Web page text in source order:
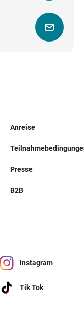
Anreise
Presse
B2B
Instagram
Tik Tok